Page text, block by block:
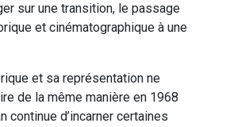
sur une transition, le passage
et cinématographique à une
et sa représentation ne
de la même manière en 1968
continue d’incarner certaines